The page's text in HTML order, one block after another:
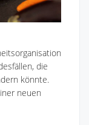
die
könnte.
neuen